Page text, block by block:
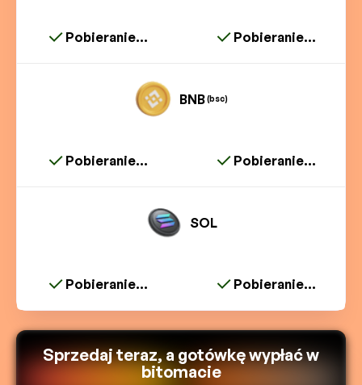
Pobieranie... Pobieranie...
BNB(bsc)
Pobieranie... Pobieranie...
SOL
Pobieranie... Pobieranie...
Sprzedaj teraz, a gotówkę wypłać w
bitomacie